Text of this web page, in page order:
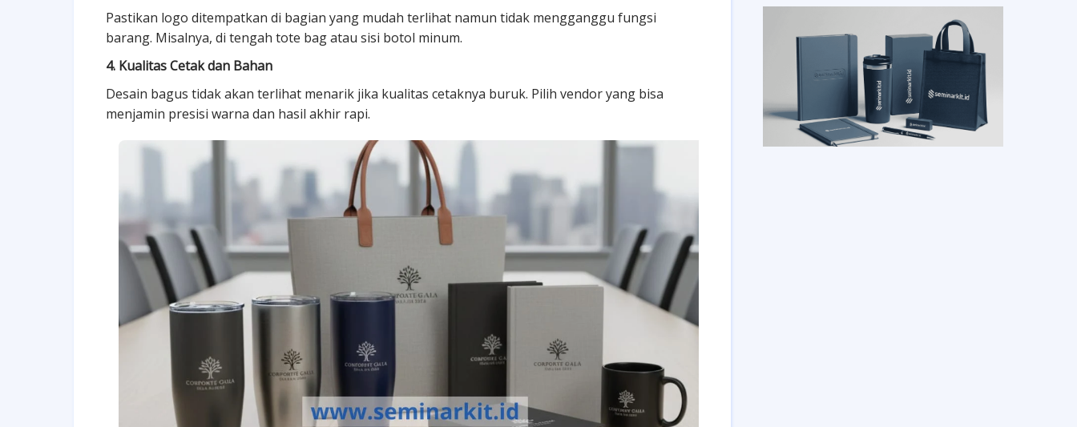
Pastikan logo ditempatkan di bagian yang mudah terlihat namun tidak mengganggu fungsi
barang. Misalnya, di tengah tote bag atau sisi botol minum.
4. Kualitas Cetak dan Bahan
Desain bagus tidak akan terlihat menarik jika kualitas cetaknya buruk. Pilih vendor yang bisa
menjamin presisi warna dan hasil akhir rapi.